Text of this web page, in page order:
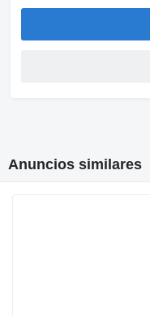
Anuncios similares